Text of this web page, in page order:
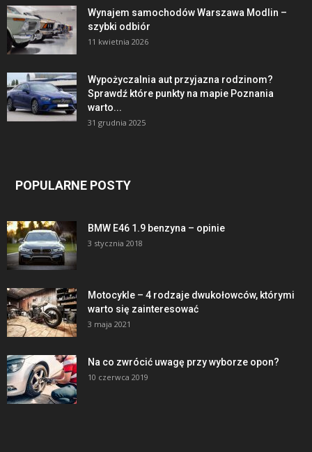
Wynajem samochodów Warszawa Modlin –
szybki odbiór
11 kwietnia 2026
Wypożyczalnia aut przyjazna rodzinom?
Sprawdź które punkty na mapie Poznania
warto...
31 grudnia 2025
POPULARNE POSTY
BMW E46 1.9 benzyna – opinie
3 stycznia 2018
Motocykle – 4 rodzaje dwukołowców, którymi
warto się zainteresować
3 maja 2021
Na co zwrócić uwagę przy wyborze opon?
10 czerwca 2019